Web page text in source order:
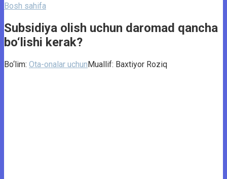
Bosh sahifa
Subsidiya olish uchun daromad qancha
bo‘lishi kerak?
Bo‘lim: Ota-onalar uchunMuallif: Baxtiyor Roziq